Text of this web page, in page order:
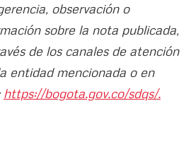
observación o
sobre la nota publicada,
de los canales de atención
entidad mencionada o en
https://bogota.gov.co/sdqs/.